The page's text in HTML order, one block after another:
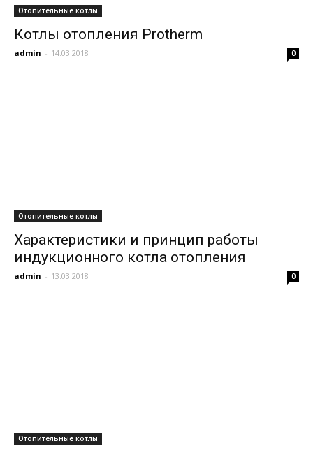
Отопительные котлы
Котлы отопления Protherm
admin - 14.03.2018 0
Отопительные котлы
Характеристики и принцип работы
индукционного котла отопления
admin - 13.03.2018 0
Отопительные котлы